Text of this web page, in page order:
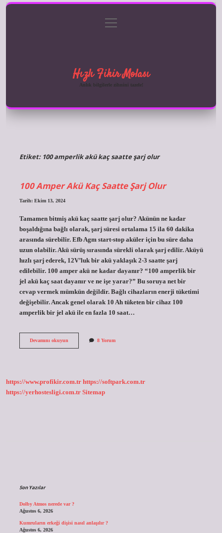
Gizlilik Politikası
menüyü
aç
Hızlı Fikir Molası
Anlık bilgilerle zihnini tazele!
Etiket: 100 amperlik akü kaç saatte şarj olur
100 Amper Akü Kaç Saatte Şarj Olur
Tarih: Ekim 13, 2024
Tamamen bitmiş akü kaç saatte şarj olur? Akünün ne kadar
boşaldığına bağlı olarak, şarj süresi ortalama 15 ila 60 dakika
arasında sürebilir. Efb Agm start-stop aküler için bu süre daha
uzun olabilir. Akü sürüş sırasında sürekli olarak şarj edilir. Aküyü
hızlı şarj ederek, 12V’luk bir akü yaklaşık 2-3 saatte şarj
edilebilir. 100 amper akü ne kadar dayanır? “100 amperlik bir
jel akü kaç saat dayanır ve ne işe yarar?” Bu soruya net bir
cevap vermek mümkün değildir. Bağlı cihazların enerji tüketimi
değişebilir. Ancak genel olarak 10 Ah tüketen bir cihaz 100
amperlik bir jel akü ile en fazla 10 saat…
Devamını okuyun100
Olur
8 Yorum
https://www.profikir.com.tr https://softpark.com.tr
https://yerhostesligi.com.tr Sitemap
Son Yazılar
Dolby Atmos nerede var ?
Ağustos 6, 2026
Kumruların erkeği dişisi nasıl anlaşılır ?
Ağustos 6, 2026